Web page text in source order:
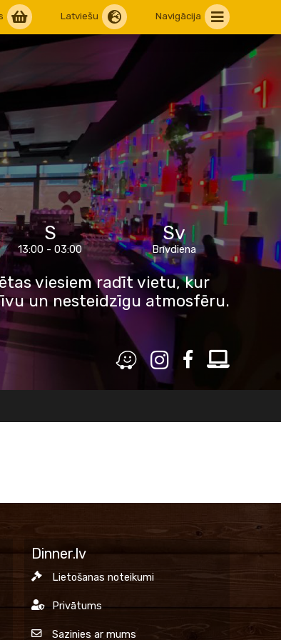
Navigācija
Latviešu
S
13:00 - 03:00
Sv
Brīvdiena
viesiem radīt vietu, kur
un nesteidzīgu atmosfēru.
Dinner.lv
Lietošanas noteikumi
Privātums
Sazinies ar mums